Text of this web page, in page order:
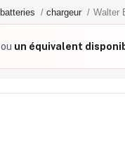
chargeur Walter
ou un équivalent